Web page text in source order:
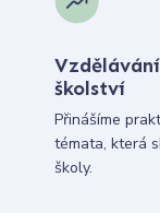
školství
Přinášíme
témata, která
školy.